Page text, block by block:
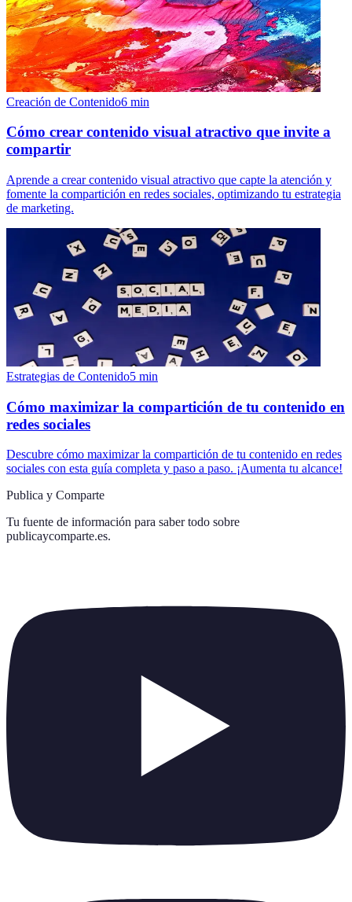
Creación de Contenido6 min
Cómo crear contenido visual atractivo que invite a
compartir
Aprende a crear contenido visual atractivo que capte la atención y
fomente la compartición en redes sociales, optimizando tu estrategia
de marketing.
Estrategias de Contenido5 min
Cómo maximizar la compartición de tu contenido en
redes sociales
Descubre cómo maximizar la compartición de tu contenido en redes
sociales con esta guía completa y paso a paso. ¡Aumenta tu alcance!
Publica y Comparte
Tu fuente de información para saber todo sobre
publicaycomparte.es.